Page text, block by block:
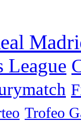
League
Trofeo